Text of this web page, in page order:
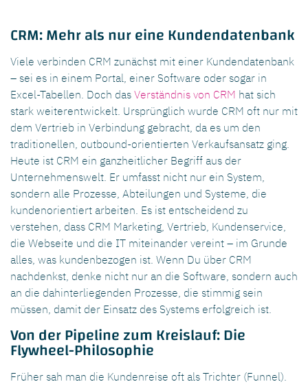
CRM: Mehr als nur eine Kundendatenbank
Viele verbinden CRM zunächst mit einer Kundendatenbank
– sei es in einem Portal, einer Software oder sogar in
Excel-Tabellen. Doch das Verständnis von CRM hat sich
stark weiterentwickelt. Ursprünglich wurde CRM oft nur mit
dem Vertrieb in Verbindung gebracht, da es um den
traditionellen, outbound-orientierten Verkaufsansatz ging.
Heute ist CRM ein ganzheitlicher Begriff aus der
Unternehmenswelt. Er umfasst nicht nur ein System,
sondern alle Prozesse, Abteilungen und Systeme, die
kundenorientiert arbeiten. Es ist entscheidend zu
verstehen, dass CRM Marketing, Vertrieb, Kundenservice,
die Webseite und die IT miteinander vereint – im Grunde
alles, was kundenbezogen ist. Wenn Du über CRM
nachdenkst, denke nicht nur an die Software, sondern auch
an die dahinterliegenden Prozesse, die stimmig sein
müssen, damit der Einsatz des Systems erfolgreich ist.
Von der Pipeline zum Kreislauf: Die
Flywheel-Philosophie
Früher sah man die Kundenreise oft als Trichter (Funnel).